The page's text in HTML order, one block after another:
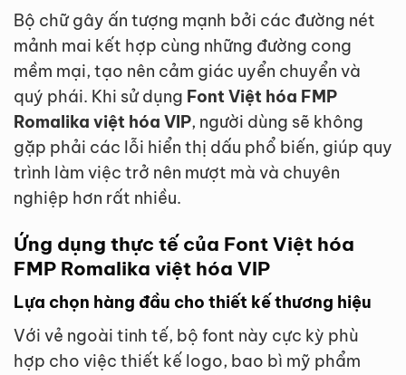
Bộ chữ gây ấn tượng mạnh bởi các đường nét
mảnh mai kết hợp cùng những đường cong
mềm mại, tạo nên cảm giác uyển chuyển và
quý phái. Khi sử dụng Font Việt hóa FMP
Romalika việt hóa VIP, người dùng sẽ không
gặp phải các lỗi hiển thị dấu phổ biến, giúp quy
trình làm việc trở nên mượt mà và chuyên
nghiệp hơn rất nhiều.
Ứng dụng thực tế của Font Việt hóa
FMP Romalika việt hóa VIP
Lựa chọn hàng đầu cho thiết kế thương hiệu
Với vẻ ngoài tinh tế, bộ font này cực kỳ phù
hợp cho việc thiết kế logo, bao bì mỹ phẩm